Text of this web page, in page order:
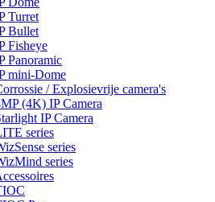
Turret
Bullet
Fisheye
Panoramic
mini-Dome
/ Explosievrije camera's
(4K) IP Camera
IP Camera
series
series
series